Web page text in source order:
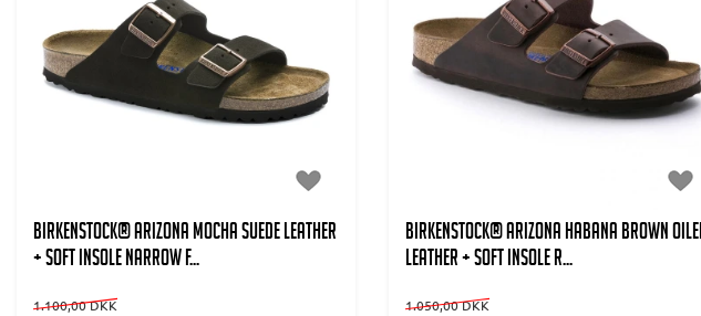
BIRKENSTOCK® Arizona Mocha Suede Leather
+ Soft insole Narrow F...
1.100,00 DKK
BIRKENSTOCK® Arizona Habana brown
Leather + soft insole R...
1.050,00 DKK